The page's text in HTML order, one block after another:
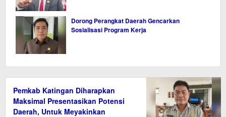
Dorong Perangkat Daerah Gencarkan
Sosialisasi Program Kerja
Pemkab Katingan Diharapkan
Maksimal Presentasikan Potensi
Daerah, Untuk Meyakinkan